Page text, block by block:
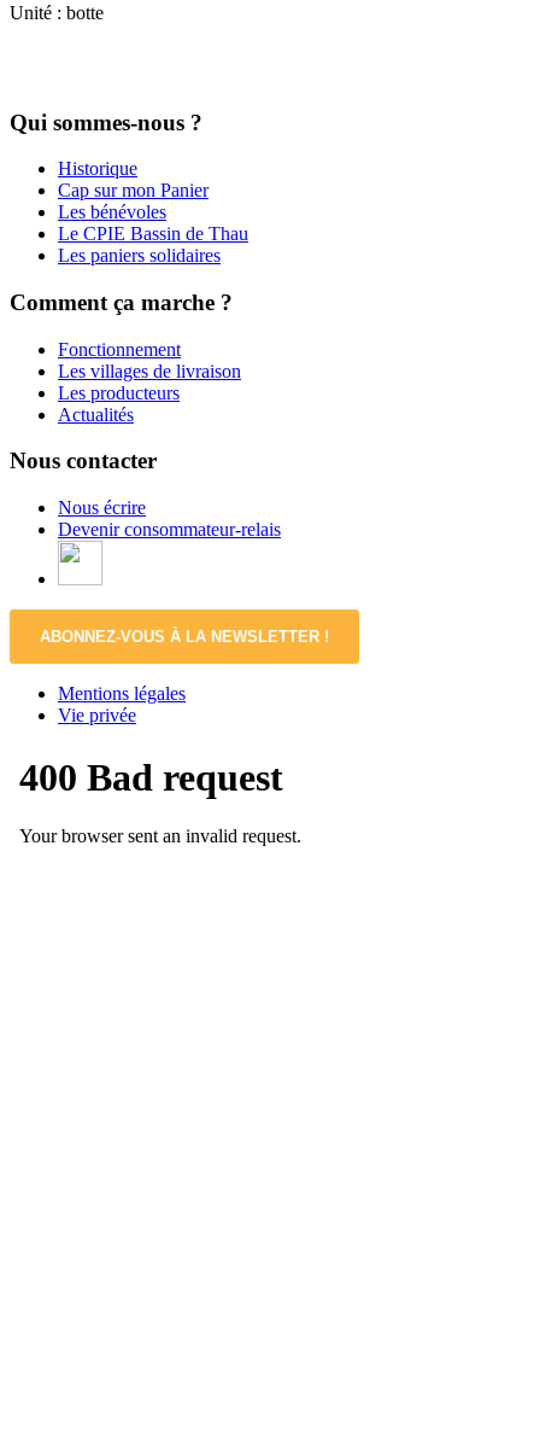
Unité : botte
Qui sommes-nous ?
Historique
Cap sur mon Panier
Les bénévoles
Le CPIE Bassin de Thau
Les paniers solidaires
Comment ça marche ?
Fonctionnement
Les villages de livraison
Les producteurs
Actualités
Nous contacter
Nous écrire
Devenir consommateur-relais
ABONNEZ-VOUS À LA NEWSLETTER !
Mentions légales
Vie privée